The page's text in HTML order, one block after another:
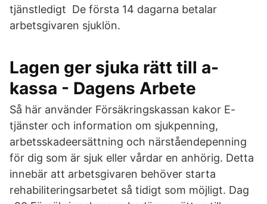
tjänstledigt De första 14 dagarna betalar
arbetsgivaren sjuklön.
Lagen ger sjuka rätt till a-
kassa - Dagens Arbete
Så här använder Försäkringskassan kakor E-
tjänster och information om sjukpenning,
arbetsskadeersättning och närståendepenning
för dig som är sjuk eller vårdar en anhörig. Detta
innebär att arbetsgivaren behöver starta
rehabiliteringsarbetet så tidigt som möjligt. Dag